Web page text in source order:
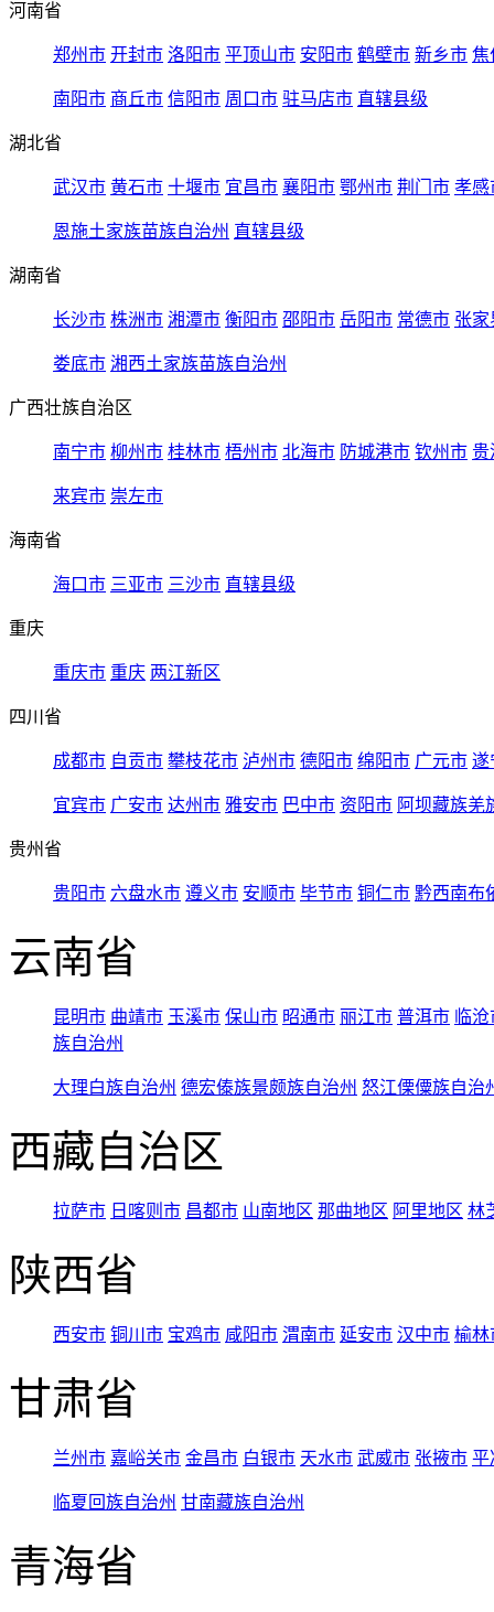
河南省
郑州市 开封市 洛阳市 平顶山市 安阳市 鹤壁市 新乡市 焦
南阳市 商丘市 信阳市 周口市 驻马店市 直辖县级
湖北省
武汉市 黄石市 十堰市 宜昌市 襄阳市 鄂州市 荆门市 孝感
恩施土家族苗族自治州 直辖县级
湖南省
长沙市 株洲市 湘潭市 衡阳市 邵阳市 岳阳市 常德市 张家
娄底市 湘西土家族苗族自治州
广西壮族自治区
南宁市 柳州市 桂林市 梧州市 北海市 防城港市 钦州市 贵
来宾市 崇左市
海南省
海口市 三亚市 三沙市 直辖县级
重庆
重庆市 重庆 两江新区
四川省
成都市 自贡市 攀枝花市 泸州市 德阳市 绵阳市 广元市 遂
宜宾市 广安市 达州市 雅安市 巴中市 资阳市 阿坝藏族羌
贵州省
贵阳市 六盘水市 遵义市 安顺市 毕节市 铜仁市 黔西南布
云南省
昆明市 曲靖市 玉溪市 保山市 昭通市 丽江市 普洱市 临
族自治州
大理白族自治州 德宏傣族景颇族自治州 怒江傈僳族自治
西藏自治区
拉萨市 日喀则市 昌都市 山南地区 那曲地区 阿里地区 林
陕西省
西安市 铜川市 宝鸡市 咸阳市 渭南市 延安市 汉中市 榆林
甘肃省
兰州市 嘉峪关市 金昌市 白银市 天水市 武威市 张掖市 平
临夏回族自治州 甘南藏族自治州
青海省